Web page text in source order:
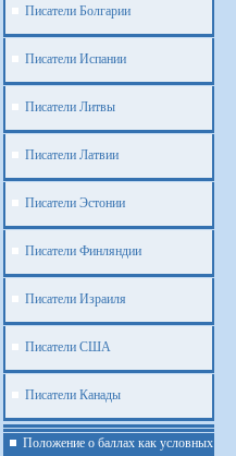
Писатели Болгарии
Писатели Испании
Писатели Литвы
Писатели Латвии
Писатели Эстонии
Писатели Финляндии
Писатели Израиля
Писатели США
Писатели Канады
Положение о баллах как условных